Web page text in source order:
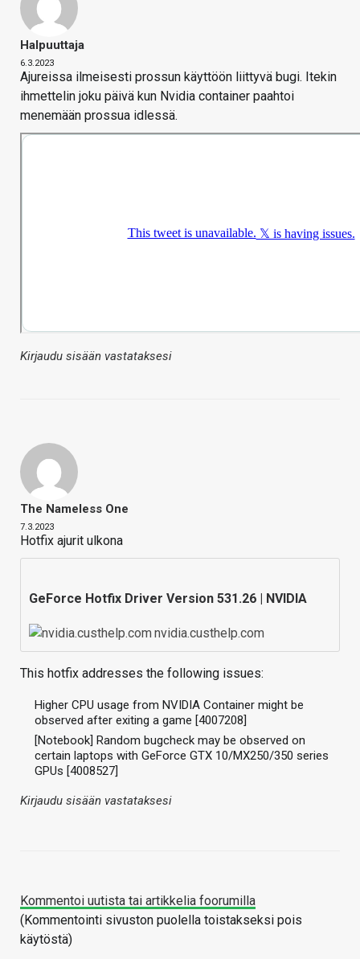
Halpuuttaja
6.3.2023
Ajureissa ilmeisesti prossun käyttöön liittyvä bugi. Itekin
ihmettelin joku päivä kun Nvidia container paahtoi
menemään prossua idlessä.
Kirjaudu sisään vastataksesi
The Nameless One
7.3.2023
Hotfix ajurit ulkona
GeForce Hotfix Driver Version 531.26 | NVIDIA
nvidia.custhelp.com
This hotfix addresses the following issues:
Higher CPU usage from NVIDIA Container might be
observed after exiting a game [4007208]
[Notebook] Random bugcheck may be observed on
certain laptops with GeForce GTX 10/MX250/350 series
GPUs [4008527]
Kirjaudu sisään vastataksesi
Kommentoi uutista tai artikkelia foorumilla
(Kommentointi sivuston puolella toistakseksi pois
käytöstä)